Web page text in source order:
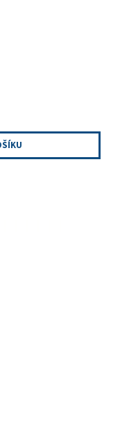
Obsahuje
pro letadla s menší